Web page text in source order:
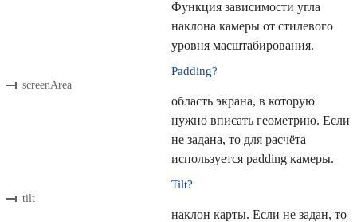
Функция зависимости угла
наклона камеры от стилевого
уровня масштабирования.
screenArea
Padding?
область экрана, в которую
нужно вписать геометрию. Если
не задана, то для расчёта
используется padding камеры.
tilt
Tilt?
наклон карты. Если не задан, то